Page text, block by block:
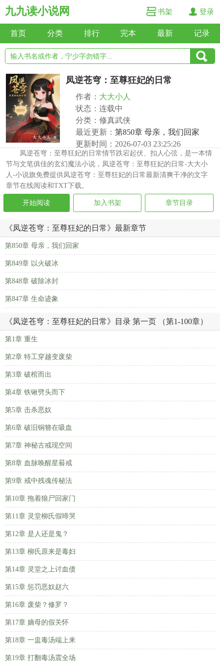
九九读小说网 书架 登录
首页 分类 排行 完本 最新 记录
凤逆苍穹：至尊狂妃的日常
作者： 大大小人
状态：连载中
分类：修真武侠
最近更新： 第850章 母亲，我们回家
更新时间：2026-07-03 23:25:26
凤逆苍穹：至尊狂妃的日常情节跌宕起伏、扣人心弦，是一本情
节与文笔俱佳的玄幻魔法小说，凤逆苍穹：至尊狂妃的日常-大大小
人-小说旗免费提供凤逆苍穹：至尊狂妃的日常最新清爽干净的文字
章节在线阅读和TXT下载。
开始阅读 加入书架 章节目录
《凤逆苍穹：至尊狂妃的日常》最新章节
第850章 母亲，我们回家
第849章 以火破冰
第848章 破除冰封
第847章 生命迹象
《凤逆苍穹：至尊狂妃的日常》目录 第一页 （第1-100章）
第1章 重生
第2章 特工穿越变废柴
第3章 破棺而出
第4章 铁锹劈头而下
第5章 击杀恶奴
第6章 破旧铜簪在吸血
第7章 神秘古戒现空间
第8章 血脉唤醒星晷戒
第9章 戒中残魂传秘法
第10章 拖着狼尸回家门
第11章 灵堂柳氏假啼哭
第12章 是人还是鬼？
第13章 柳氏原来是毒妇
第14章 灵堂之上讨血债
第15章 惩罚恶奴赵六
第16章 废柴？修罗？
第17章 嫡母的假关怀
第18章 一盅毒汤端上来
第19章 打翻毒汤震全场